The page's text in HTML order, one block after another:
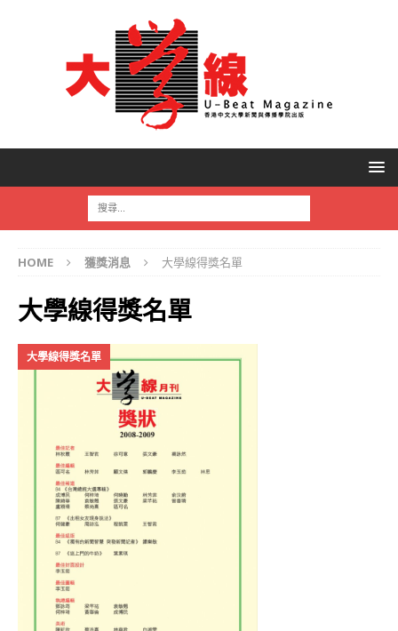
HOME 獲獎消息 大學線得獎名單
大學線得獎名單
大學線得獎名單